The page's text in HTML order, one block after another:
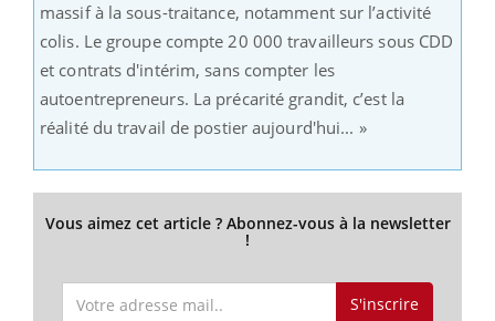
massif à la sous-traitance, notamment sur l’activité
colis. Le groupe compte 20 000 travailleurs sous CDD
et contrats d'intérim, sans compter les
autoentrepreneurs. La précarité grandit, c’est la
réalité du travail de postier aujourd'hui... »
Vous aimez cet article ? Abonnez-vous à la newsletter
!
S'inscrire